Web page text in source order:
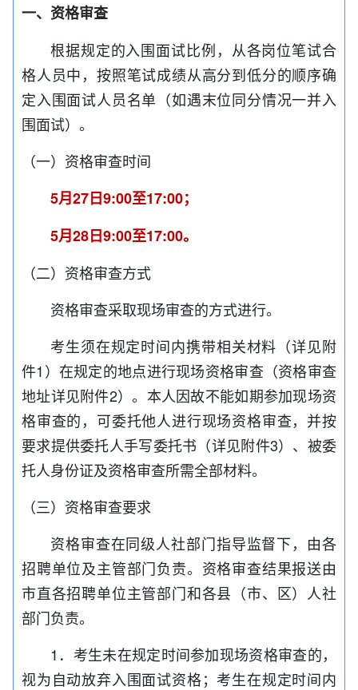
一、资格审查
根据规定的入围面试比例，从各岗位笔试合
格人员中，按照笔试成绩从高分到低分的顺序确
定入围面试人员名单（如遇末位同分情况一并入
围面试）。
（一）资格审查时间
5月27日9:00至17:00；
5月28日9:00至17:00。
（二）资格审查方式
资格审查采取现场审查的方式进行。
考生须在规定时间内携带相关材料（详见附
件1）在规定的地点进行现场资格审查（资格审查
地址详见附件2）。本人因故不能如期参加现场资
格审查的，可委托他人进行现场资格审查，并按
要求提供委托人手写委托书（详见附件3）、被委
托人身份证及资格审查所需全部材料。
（三）资格审查要求
资格审查在同级人社部门指导监督下，由各
招聘单位及主管部门负责。资格审查结果报送由
市直各招聘单位主管部门和各县（市、区）人社
部门负责。
1．考生未在规定时间参加现场资格审查的，
视为自动放弃入围面试资格；考生在规定时间内